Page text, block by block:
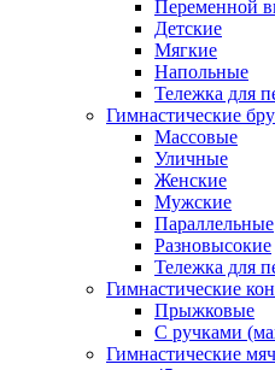
Переменной
Детские
Мягкие
Напольные
Тележка для
Гимнастические
Массовые
Уличные
Женские
Мужские
Параллельные
Разновысокие
Тележка для
Гимнастические
Прыжковые
С ручками
Гимнастические